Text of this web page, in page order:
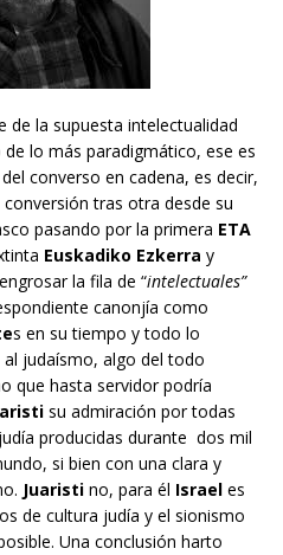
de la supuesta intelectualidad
lo más paradigmático, ese es
converso en cadena, es decir,
tras otra desde su
pasando por la primera ETA
Euskadiko Ezkerra y
la fila de “intelectuales”
canonjía como
s en su tiempo y todo lo
judaísmo, algo del todo
que hasta servidor podría
su admiración por todas
producidas durante dos mil
si bien con una clara y
Juaristi no, para él Israel es
de cultura judía y el sionismo
Una conclusión harto